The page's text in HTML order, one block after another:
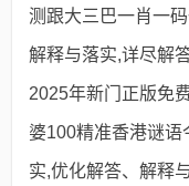
测跟大三巴一肖一
解释与落实​,详尽解
2025年新门正版免
婆100精准香港谜
实,优化解答、解释